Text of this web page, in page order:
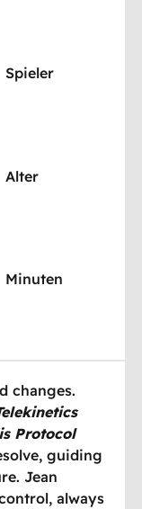
Spieler
Alter
Minuten
changes.
Protocol
guiding
Jean
always